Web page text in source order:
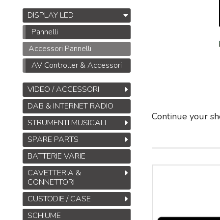
Continue your
DISPLAY LED
Pannelli
Accessori Pannelli
AV Controller & Accessori
VIDEO / ACCESSORI
DAB & INTERNET RADIO
STRUMENTI MUSICALI
SPARE PARTS
BATTERIE VARIE
CAVETTERIA &
CONNETTORI
CUSTODIE / CASE
SCHIUME
Midas DL32
Stage Box da 32
ingressi, 16 uscite con
32 preamplificatori
microfonici Midas,
interfacce
eADAT
€ 1.245